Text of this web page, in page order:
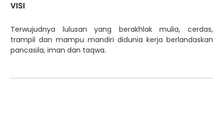
VISI
Terwujudnya lulusan yang berakhlak mulia, cerdas,
trampil dan mampu mandiri didunia kerja berlandaskan
pancasila, iman dan taqwa.